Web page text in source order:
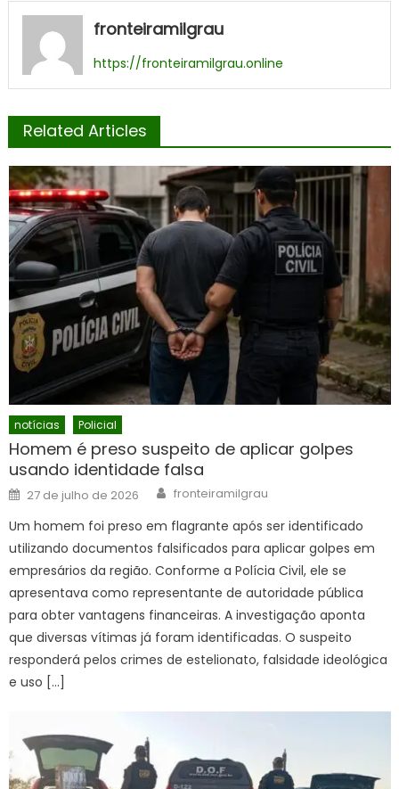
fronteiramilgrau
https://fronteiramilgrau.online
Related Articles
notícias Policial
Homem é preso suspeito de aplicar golpes
usando identidade falsa
Posted
on
27 de julho de 2026 Author
fronteiramilgrau
Um homem foi preso em flagrante após ser identificado
utilizando documentos falsificados para aplicar golpes em
empresários da região. Conforme a Polícia Civil, ele se
apresentava como representante de autoridade pública
para obter vantagens financeiras. A investigação aponta
que diversas vítimas já foram identificadas. O suspeito
responderá pelos crimes de estelionato, falsidade ideológica
e uso […]